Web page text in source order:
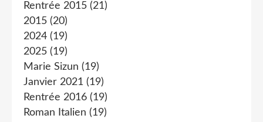
Rentrée 2015 (21)
2015 (20)
2024 (19)
2025 (19)
Marie Sizun (19)
Janvier 2021 (19)
Rentrée 2016 (19)
Roman Italien (19)